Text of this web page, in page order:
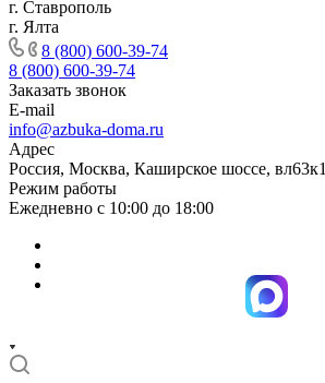
г. Ставрополь
г. Ялта
8 (800) 600-39-74
8 (800) 600-39-74
Заказать звонок
E-mail
info@azbuka-doma.ru
Адрес
Россия, Москва, Каширское шоссе, вл63к1
Режим работы
Ежедневно с 10:00 до 18:00